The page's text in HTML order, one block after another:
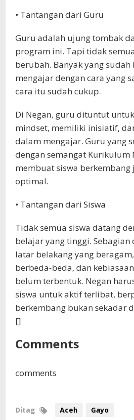
• Tantangan dari Guru
Guru adalah ujung tombak
program ini. Tapi tidak
berubah. Banyak yang
mengajar dengan cara yang
cara itu sudah cukup.
Di Negan, guru dituntut
mindset, memiliki inisiatif,
dalam mengajar. Guru yang
dengan semangat Kurikulum
membuat siswa berkembang
optimal.
• Tantangan dari Siswa
Tidak semua siswa datang
belajar yang tinggi. Sebagian
latar belakang yang
berbeda-beda, dan
belum terbentuk. Negan
siswa untuk aktif terlibat,
berkembang bukan sekadar
[]
Comments
comments
Ditag Aceh Gayo